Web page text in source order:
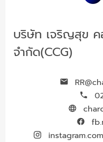
บริษัท เจริญสุข ค
จำกัด(CCG)